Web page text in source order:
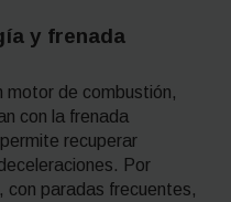
y frenada
motor de combustión,
con la frenada
recuperar
Por
con paradas frecuentes,